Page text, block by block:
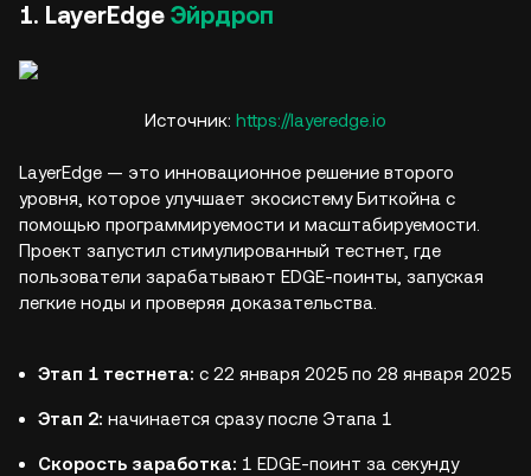
1. LayerEdge Эйрдроп
Источник: https://layeredge.io
LayerEdge — это инновационное решение второго
уровня, которое улучшает экосистему Биткойна с
помощью программируемости и масштабируемости.
Проект запустил стимулированный тестнет, где
пользователи зарабатывают EDGE-поинты, запуская
легкие ноды и проверяя доказательства.
Этап 1 тестнета: с 22 января 2025 по 28 января 2025
Этап 2: начинается сразу после Этапа 1
Скорость заработка: 1 EDGE-поинт за секунду